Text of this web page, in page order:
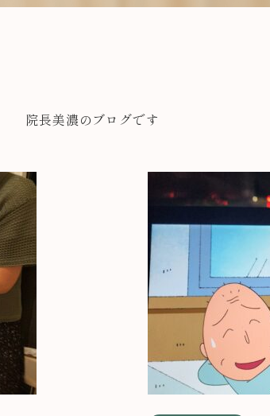
院長美濃のブログです